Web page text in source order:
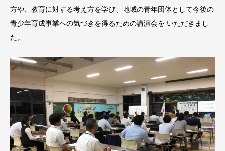
方や、教育に対する考え方を学び、地域の青年団体として今後の
青少年育成事業への気づきを得るための講演会を いただきまし
た。